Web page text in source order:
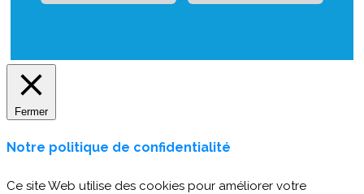
Fermer
Notre politique de confidentialité
Ce site Web utilise des cookies pour améliorer votre